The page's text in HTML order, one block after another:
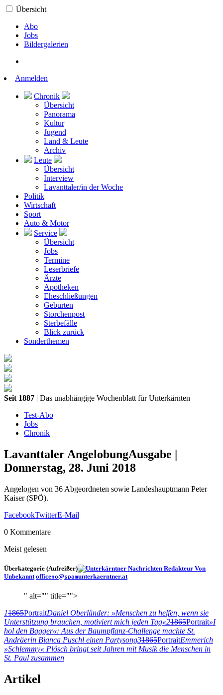
Übersicht
Abo
Jobs
Bildergalerien
Anmelden
Chronik
Übersicht
Panorama
Kultur
Jugend
Land & Leute
Archiv
Leute
Übersicht
Interview
Lavanttaler/in der Woche
Politik
Wirtschaft
Sport
Auto & Motor
Service
Übersicht
Jobs
Termine
Leserbriefe
Ärzte
Apotheken
Eheschließungen
Geburten
Storchenpost
Sterbefälle
Blick zurück
Sonderthemen
Seit 1887 | Das unabhängige Wochenblatt für Unterkärnten
Test-Abo
Jobs
Chronik
Lavanttaler AngelobungAusgabe |
Donnerstag, 28. Juni 2018
Angelogen von 36 Abgeordneten sowie Landeshauptmann Peter
Kaiser (SPÖ).
FacebookTwitterE-Mail
0 Kommentare
Meist gelesen
Überkategorie (Aufreißer)
Von
Unbekannt officeno@spamunterkaerntner.at
" alt="" title="">
11865PortraitDaniel Oberländer: »Menschen zu helfen, wenn sie
Unterstützung brauchen, motiviert mich jeden Tag«21865Portrait»I
hol den Bagger«: Aus der Baumpflanz-Challenge machte St.
Andräerin Bianca Puschl einen Partysong31865PortraitEmmerich
»Schlemmy« Plösch bringt seit Jahren mit Musik die Menschen in
St. Paul zusammen
Artikel